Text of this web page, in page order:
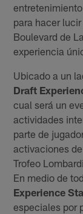
para hacer
Boulevard de
experiencia
Ubicado a un
Draft
cual será un
actividades
parte de
activaciones
Trofeo
En medio de
Experience
especiales por